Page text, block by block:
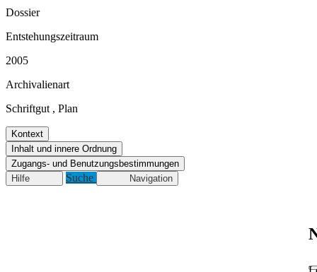
Dossier
Entstehungszeitraum
2005
Archivalienart
Schriftgut , Plan
Kontext
Inhalt und innere Ordnung
Zugangs- und Benutzungsbestimmungen
Hilfe
Suche Navigation